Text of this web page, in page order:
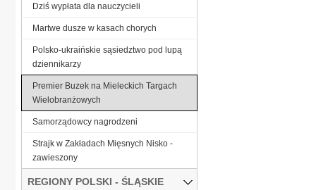
Dziś wypłata dla nauczycieli
Martwe dusze w kasach chorych
Polsko-ukraińskie sąsiedztwo pod lupą
dziennikarzy
Premier Buzek na Mieleckich Targach
Wielobranżowych
Samorządowcy nagrodzeni
Strajk w Zakładach Mięsnych Nisko -
zawieszony
REGIONY POLSKI - ŚLĄSKIE